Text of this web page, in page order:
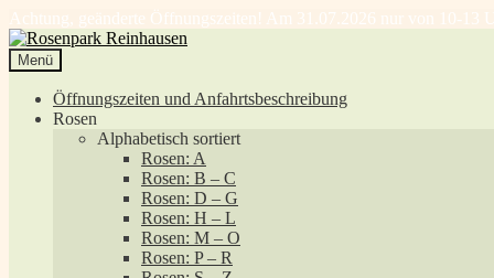
Achtung, geänderte Öffnungszeiten! Am 31.07.2026 nur von 10-13
Zur
Navigation
springen
Zum
Inhalt
springen
Menü
Öffnungszeiten und Anfahrtsbeschreibung
Rosen
Alphabetisch sortiert
Rosen: A
Rosen: B – C
Rosen: D – G
Rosen: H – L
Rosen: M – O
Rosen: P – R